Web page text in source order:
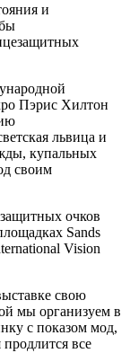
и
Пэрис Хилтон
львица и
купальных
своим
очков
Sands
Vision
свою
мы организуем в
с показом мод,
все